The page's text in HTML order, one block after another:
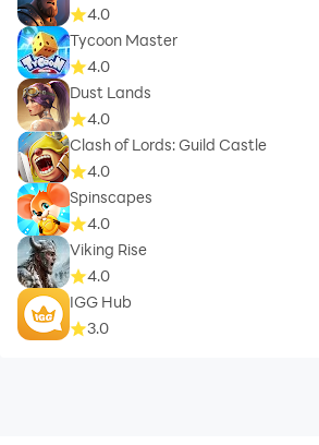
4.0
Tycoon Master
4.0
Dust Lands
4.0
Clash of Lords: Guild Castle
4.0
Spinscapes
4.0
Viking Rise
4.0
IGG Hub
3.0